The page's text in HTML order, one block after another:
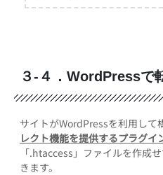
３-４．WordPressで
サイトがWordPressを利用して
レクト機能を提供するプラグイ
「.htaccess」ファイルを作成
きます。